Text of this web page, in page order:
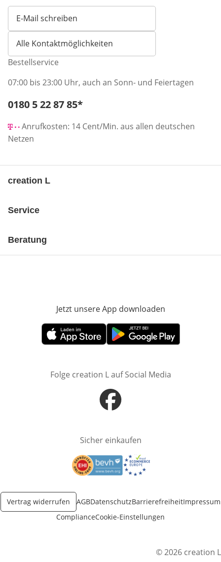
E-Mail schreiben
Öffnet E-Mail-Client
Alle Kontaktmöglichkeiten
Bestellservice
07:00 bis 23:00 Uhr, auch an Sonn- und Feiertagen
Telefonnummer:
0180 5 22 87 85*
Anrufkosten: 14 Cent/Min. aus allen deutschen
Netzen
creation L
Service
Beratung
Jetzt unsere App downloaden
Öffnet in neuem FensterÖffnet in neuem Fenster
Folge creation L auf Social Media
Öffnet in neuem Fenster
Sicher einkaufen
Öffnet in neuem FensterÖffnet in neuem Fenster
Vertrag widerrufen AGBDatenschutzBarrierefreiheitImpressum
ComplianceCookie-Einstellungen
© 2026 creation L